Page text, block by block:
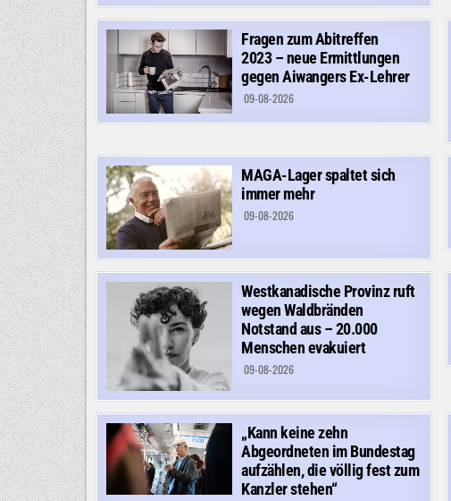
Fragen zum Abitreffen
2023 – neue Ermittlungen
gegen Aiwangers Ex-Lehrer
09-08-2026
MAGA-Lager spaltet sich
immer mehr
09-08-2026
Westkanadische Provinz ruft
wegen Waldbränden
Notstand aus – 20.000
Menschen evakuiert
09-08-2026
„Kann keine zehn
Abgeordneten im Bundestag
aufzählen, die völlig fest zum
Kanzler stehen“